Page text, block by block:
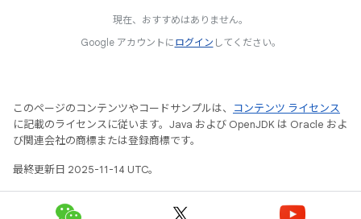
現在、おすすめはありません。
Google アカウントに ログイン してください。
このページのコンテンツやコードサンプルは、
コンテンツ ライセンス
に記載のライセンスに従います。Java および OpenJDK は Oracle およ
び関連会社の商標または登録商標です。
最終更新日 2025-11-14 UTC。